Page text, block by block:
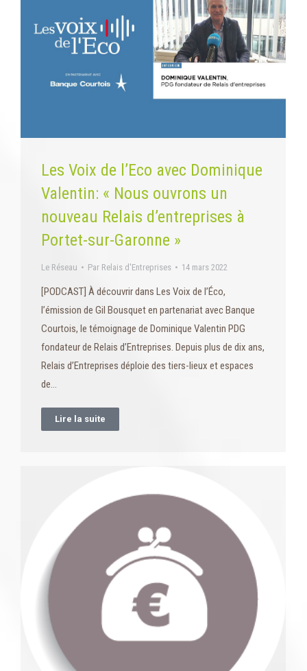
Les Voix de l’Eco avec Dominique
Valentin: « Nous ouvrons un
nouveau Relais d’entreprises à
Portet-sur-Garonne »
Le Réseau Par Relais d'Entreprises 14 mars 2022
[PODCAST] À découvrir dans Les Voix de l’Éco,
l’émission de Gil Bousquet en partenariat avec Banque
Courtois, le témoignage de Dominique Valentin PDG
fondateur de Relais d’Entreprises. Depuis plus de dix ans,
Relais d’Entreprises déploie des tiers-lieux et espaces
de…
Lire la suite